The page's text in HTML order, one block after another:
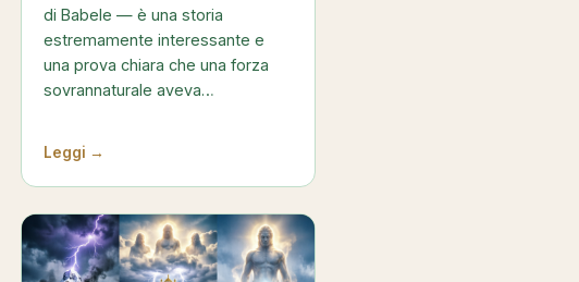
di Babele — è una storia
estremamente interessante e
una prova chiara che una forza
sovrannaturale aveva…
Leggi →